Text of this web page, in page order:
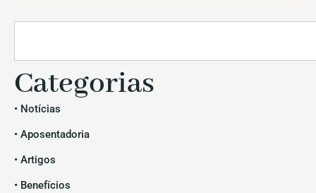
Categorias
• Notícias
• Aposentadoria
• Artigos
• Benefícios